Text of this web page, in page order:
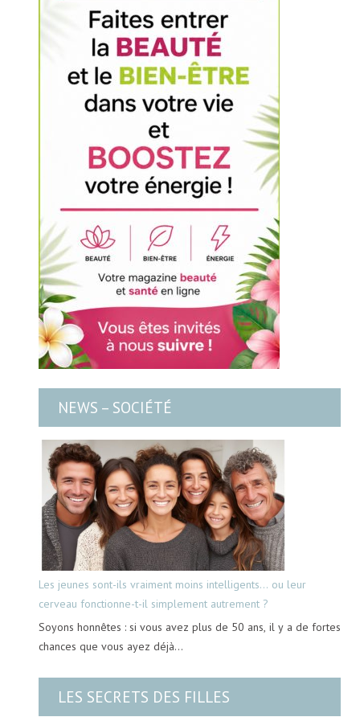
NEWS – SOCIÉTÉ
Les jeunes sont-ils vraiment moins intelligents… ou leur
cerveau fonctionne-t-il simplement autrement ?
Soyons honnêtes : si vous avez plus de 50 ans, il y a de fortes
chances que vous ayez déjà…
LES SECRETS DES FILLES